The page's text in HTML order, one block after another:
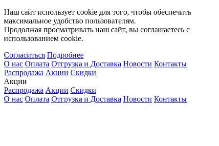
Наш сайт использует cookie для того, чтобы обеспечить
максимальное удобство пользователям.
Продолжая просматривать наш сайт, вы соглашаетесь с
использованием cookie.
Согласиться Подробнее
О нас Оплата Отгрузка и Доставка Новости Контакты
Распродажа Акции Скидки
Акции
Распродажа Акции Скидки
О нас Оплата Отгрузка и Доставка Новости Контакты